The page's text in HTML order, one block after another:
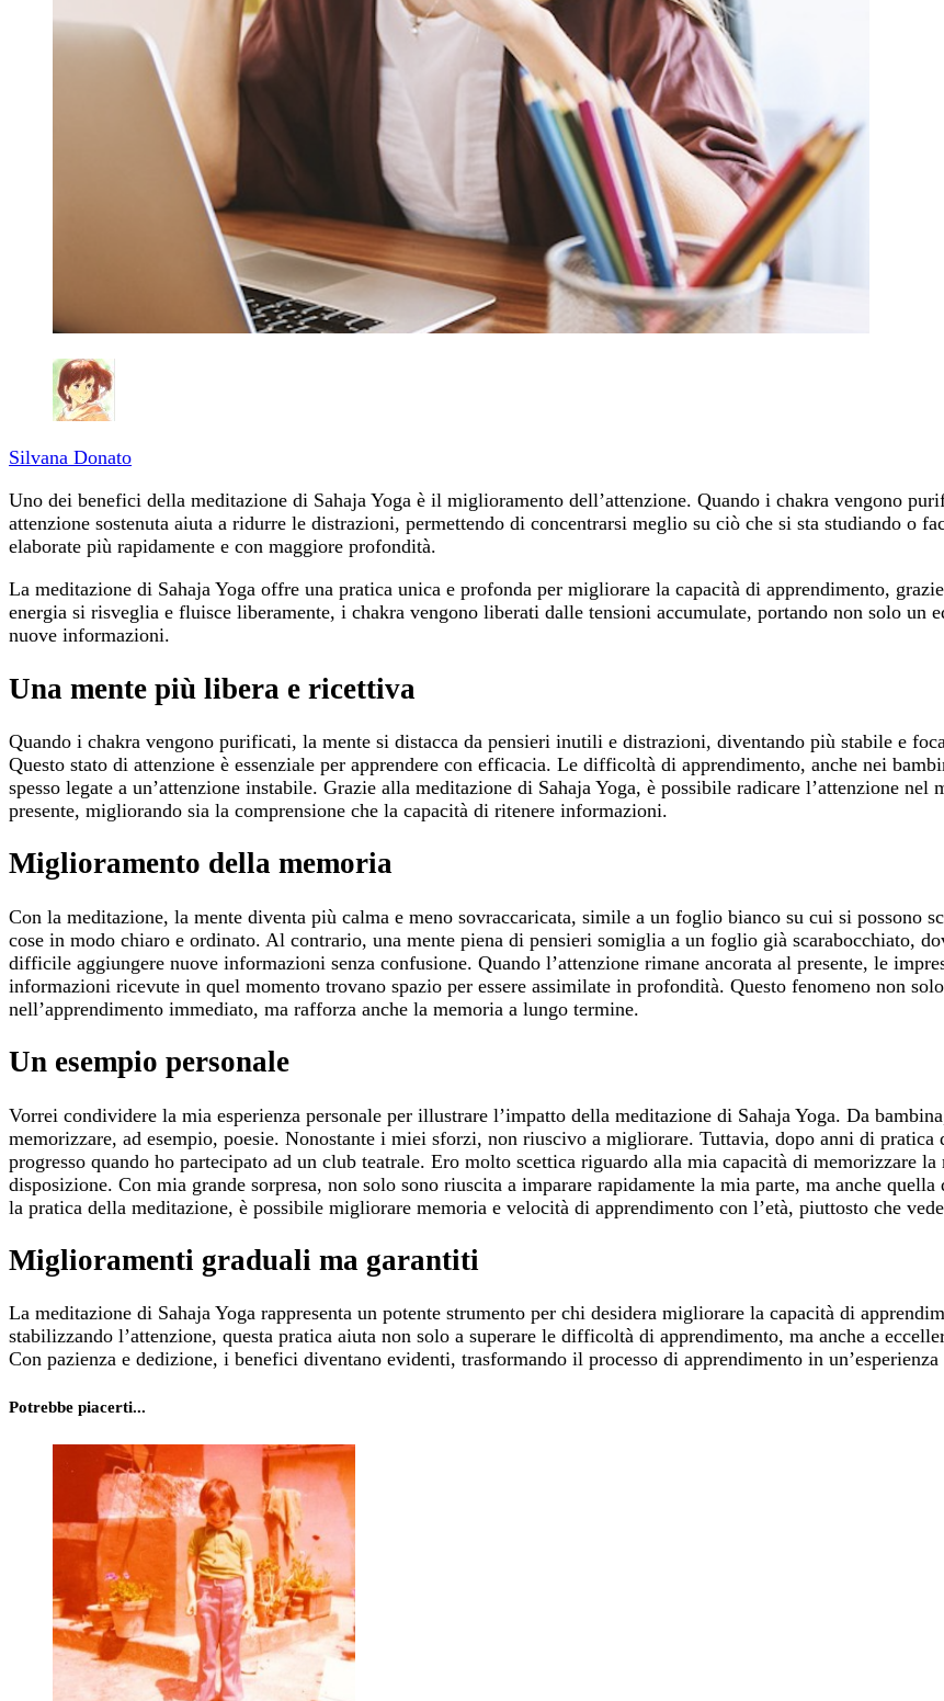
Silvana Donato
Uno dei benefici della meditazione di Sahaja Yoga è il miglioramento dell’attenzione. Quando i chakra vengono
attenzione sostenuta aiuta a ridurre le distrazioni, permettendo di concentrarsi meglio su ciò che si sta studiando o
elaborate più rapidamente e con maggiore profondità.
La meditazione di Sahaja Yoga offre una pratica unica e profonda per migliorare la capacità di apprendimento,
energia si risveglia e fluisce liberamente, i chakra vengono liberati dalle tensioni accumulate, portando non solo un
nuove informazioni.
Una mente più libera e ricettiva
Quando i chakra vengono purificati, la mente si distacca da pensieri inutili e distrazioni, diventando più stabile e
Questo stato di attenzione è essenziale per apprendere con efficacia. Le difficoltà di apprendimento, anche nei
spesso legate a un’attenzione instabile. Grazie alla meditazione di Sahaja Yoga, è possibile radicare l’attenzione nel
presente, migliorando sia la comprensione che la capacità di ritenere informazioni.
Miglioramento della memoria
Con la meditazione, la mente diventa più calma e meno sovraccaricata, simile a un foglio bianco su cui si possono
cose in modo chiaro e ordinato. Al contrario, una mente piena di pensieri somiglia a un foglio già scarabocchiato,
difficile aggiungere nuove informazioni senza confusione. Quando l’attenzione rimane ancorata al presente, le
informazioni ricevute in quel momento trovano spazio per essere assimilate in profondità. Questo fenomeno non
nell’apprendimento immediato, ma rafforza anche la memoria a lungo termine.
Un esempio personale
Vorrei condividere la mia esperienza personale per illustrare l’impatto della meditazione di Sahaja Yoga. Da
memorizzare, ad esempio, poesie. Nonostante i miei sforzi, non riuscivo a migliorare. Tuttavia, dopo anni di pratica
progresso quando ho partecipato ad un club teatrale. Ero molto scettica riguardo alla mia capacità di memorizzare
disposizione. Con mia grande sorpresa, non solo sono riuscita a imparare rapidamente la mia parte, ma anche
la pratica della meditazione, è possibile migliorare memoria e velocità di apprendimento con l’età, piuttosto che
Miglioramenti graduali ma garantiti
La meditazione di Sahaja Yoga rappresenta un potente strumento per chi desidera migliorare la capacità di
stabilizzando l’attenzione, questa pratica aiuta non solo a superare le difficoltà di apprendimento, ma anche a
Con pazienza e dedizione, i benefici diventano evidenti, trasformando il processo di apprendimento in
Potrebbe piacerti...